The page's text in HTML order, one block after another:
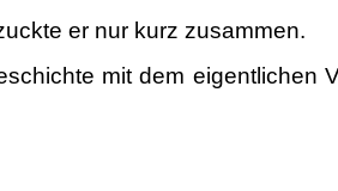
er nur kurz zusammen.
mit dem eigentlichen